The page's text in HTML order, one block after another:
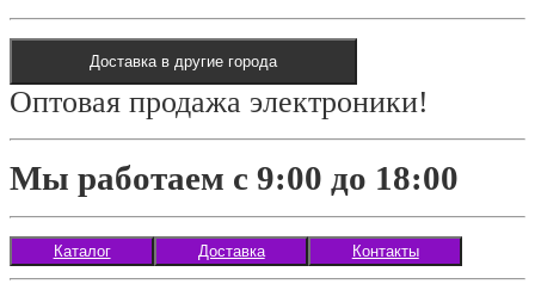
Доставка в другие города
Оптовая продажа электроники!
Мы работаем с 9:00 до 18:00
Каталог Доставка Контакты